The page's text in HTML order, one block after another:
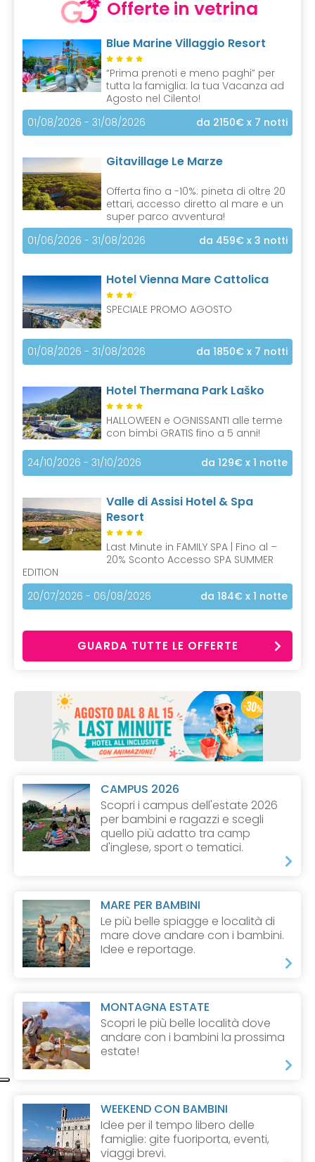
Offerte in vetrina
Blue Marine Villaggio Resort
“Prima prenoti e meno paghi” per
tutta la famiglia: la tua Vacanza ad
Agosto nel Cilento!
01/08/2026 - 31/08/2026
da 2150€ x 7 notti
Gitavillage Le Marze
Offerta fino a -10%: pineta di oltre 20
ettari, accesso diretto al mare e un
super parco avventura!
01/06/2026 - 31/08/2026
da 459€ x 3 notti
Hotel Vienna Mare Cattolica
S
SPECIALE PROMO AGOSTO
01/08/2026 - 31/08/2026 da 1850€ x 7 notti
Hotel Thermana Park Laško
HALLOWEEN e OGNISSANTI alle terme
con bimbi GRATIS fino a 5 anni!
24/10/2026 - 31/10/2026 da 129€ x 1 notte
Valle di Assisi Hotel & Spa
Resort
Last Minute in FAMILY SPA | Fino al –
20% Sconto Accesso SPA SUMMER
EDITION
20/07/2026 - 06/08/2026
da 184€ x 1 notte
GUARDA TUTTE LE OFFERTE
CAMPUS 2026
Scopri i campus dell'estate 2026
per bambini e ragazzi e scegli
quello più adatto tra camp
d'inglese, sport o tematici.
MARE PER BAMBINI
Le più belle spiagge e località di
mare dove andare con i bambini.
Idee e reportage.
MONTAGNA ESTATE
Scopri le più belle località dove
andare con i bambini la prossima
estate!
WEEKEND CON BAMBINI
Idee per il tempo libero delle
famiglie: gite fuoriporta, eventi,
viaggi brevi.